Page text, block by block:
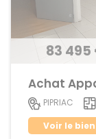
83 495
Achat
PIPRIAC
Voir le bien